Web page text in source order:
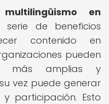
en
de beneficios
contenido en
pueden
más amplias y
vez puede generar
participación. Esto